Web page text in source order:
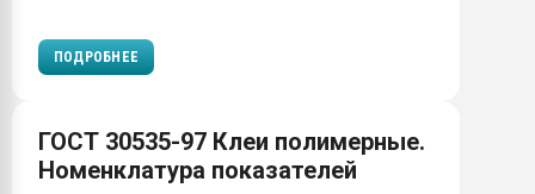
ПОДРОБНЕЕ
ГОСТ 30535-97 Клеи полимерные.
Номенклатура показателей